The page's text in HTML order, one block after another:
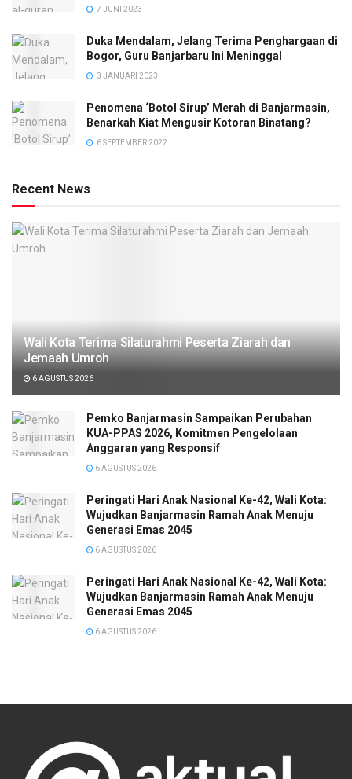
7 JUNI 2023
Duka Mendalam, Jelang Terima Penghargaan di
Bogor, Guru Banjarbaru Ini Meninggal
3 JANUARI 2023
Penomena ‘Botol Sirup’ Merah di Banjarmasin,
Benarkah Kiat Mengusir Kotoran Binatang?
6 SEPTEMBER 2022
Recent News
Wali Kota Terima Silaturahmi Peserta Ziarah dan
Jemaah Umroh
6 AGUSTUS 2026
Pemko Banjarmasin Sampaikan Perubahan
KUA-PPAS 2026, Komitmen Pengelolaan
Anggaran yang Responsif
6 AGUSTUS 2026
Peringati Hari Anak Nasional Ke-42, Wali Kota:
Wujudkan Banjarmasin Ramah Anak Menuju
Generasi Emas 2045
6 AGUSTUS 2026
Peringati Hari Anak Nasional Ke-42, Wali Kota:
Wujudkan Banjarmasin Ramah Anak Menuju
Generasi Emas 2045
6 AGUSTUS 2026